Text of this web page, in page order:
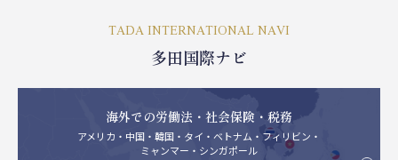
TADA INTERNATIONAL NAVI
多田国際ナビ
海外での労働法・社会保険・税務
アメリカ・中国・韓国・タイ・ベトナム・フィリビン・
ミャンマー・シンガポール